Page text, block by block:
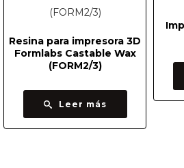
Resina para impresora 3D
Formlabs Castable Wax
(FORM2/3)
Leer más